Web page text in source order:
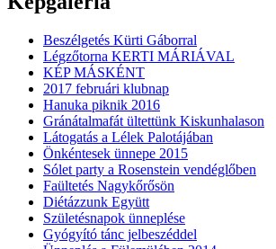
Beszélgetés Kürti Gáborral
Légzőtorna KERTI MÁRIÁVAL
KÉP MÁSKÉNT
2017 februári klubnap
Hanuka piknik 2016
Gránátalmafát ültettünk Kiskunhalason
Látogatás a Lélek Palotájában
Önkéntesek ünnepe 2015
Sólet party a Rosenstein vendéglőben
Faültetés Nagykőrősön
Diétázzunk Együtt
Születésnapok ünneplése
Gyógyító tánc jelbeszéddel